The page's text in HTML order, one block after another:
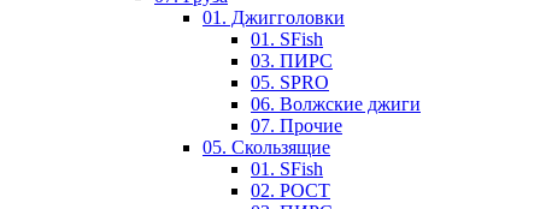
01. Джигголовки
01. SFish
03. ПИРС
05. SPRO
06. Волжские джиги
07. Прочие
05. Скользящие
01. SFish
02. РОСТ